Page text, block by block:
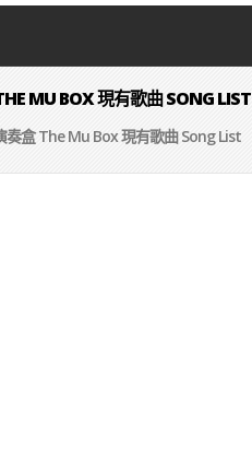
MU BOX 現有歌曲 SONG LIST
盒 The Mu Box 現有歌曲 Song List